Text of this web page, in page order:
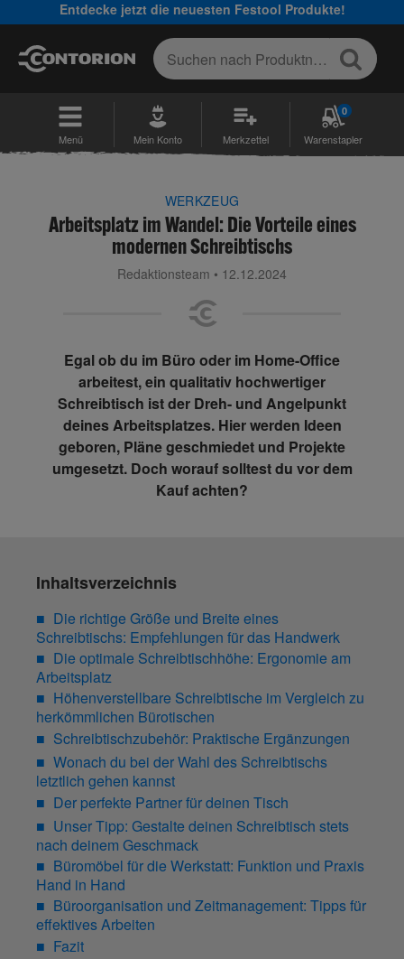
Entdecke jetzt die neuesten Festool Produkte!
Menü Mein Konto Merkzettel
0
Warenstapler
WERKZEUG
Arbeitsplatz im Wandel: Die Vorteile eines
modernen Schreibtischs
Redaktionsteam • 12.12.2024
Egal ob du im Büro oder im Home-Office
arbeitest, ein qualitativ hochwertiger
Schreibtisch ist der Dreh- und Angelpunkt
deines Arbeitsplatzes. Hier werden Ideen
geboren, Pläne geschmiedet und Projekte
umgesetzt. Doch worauf solltest du vor dem
Kauf achten?
Inhaltsverzeichnis
Die richtige Größe und Breite eines
Schreibtischs: Empfehlungen für das Handwerk
Die optimale Schreibtischhöhe: Ergonomie am
Arbeitsplatz
Höhenverstellbare Schreibtische im Vergleich zu
herkömmlichen Bürotischen
Schreibtischzubehör: Praktische Ergänzungen
Wonach du bei der Wahl des Schreibtischs
letztlich gehen kannst
Der perfekte Partner für deinen Tisch
Unser Tipp: Gestalte deinen Schreibtisch stets
nach deinem Geschmack
Büromöbel für die Werkstatt: Funktion und Praxis
Hand in Hand
Büroorganisation und Zeitmanagement: Tipps für
effektives Arbeiten
Fazit